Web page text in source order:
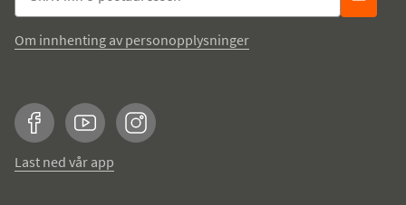
Om innhenting av personopplysninger
FacebookYouTubeInstagram
Last ned vår app